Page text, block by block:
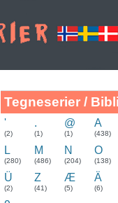
Tegneserier /
'
(2)
.
(1)
@
(1)
A
(438)
L
(280)
M
(486)
N
(204)
O
(138)
Ü
(2)
Z
(41)
Æ
(5)
Ä
(6)